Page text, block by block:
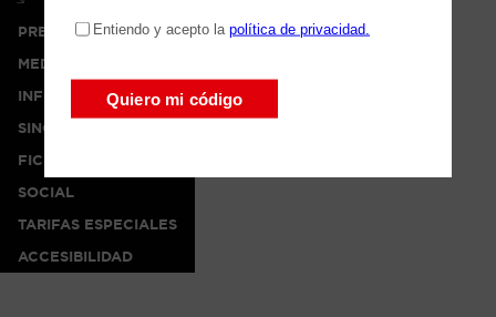
PRENSA
MEDIA
INFO
SINOPSIS
FICHA ARTÍSTICA
SOCIAL
TARIFAS ESPECIALES
ACCESIBILIDAD